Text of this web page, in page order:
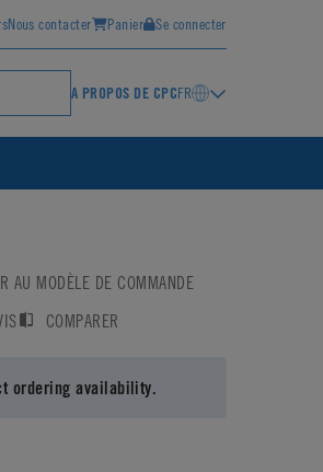
Nous contacter Panier Se connecter
A PROPOS DE CPCFR
AU MODÈLE DE COMMANDE
COMPARER
ordering availability.